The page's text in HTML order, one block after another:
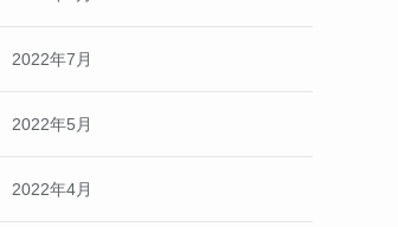
2022年7月
2022年5月
2022年4月